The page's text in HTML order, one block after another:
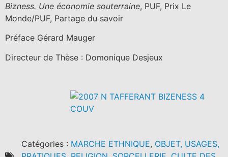
Bizness. Une économie souterraine, PUF, Prix Le
Monde/PUF, Partage du savoir
Préface Gérard Mauger
Directeur de Thèse : Domonique Desjeux
Catégories : MARCHE ETHNIQUE, OBJET, USAGES,